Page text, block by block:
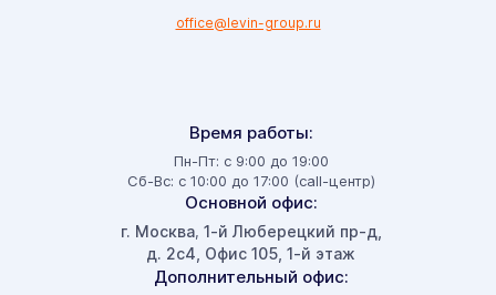
Время работы:
Пн-Пт: с 9:00 до 19:00
Сб-Вс: с 10:00 до 17:00 (call-центр)
Основной офис:
г. Москва, 1-й Люберецкий пр-д,
д. 2с4, Офис 105, 1-й этаж
Дополнительный офис:
office@levin-group.ru